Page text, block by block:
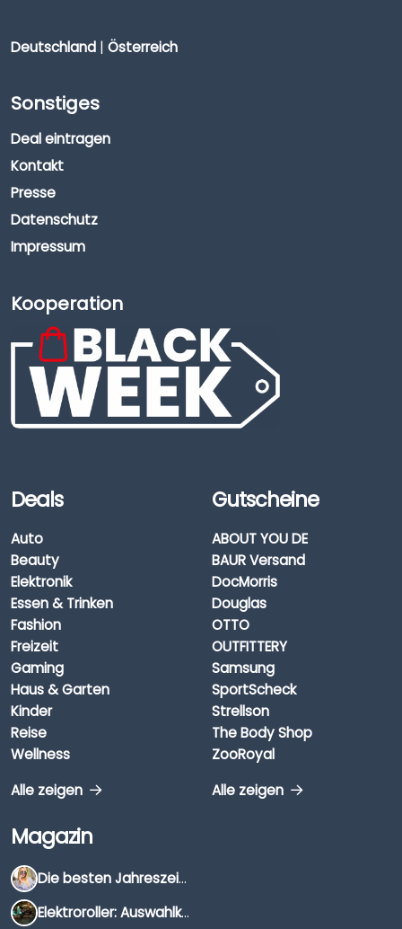
Deutschland | Österreich
Sonstiges
Deal eintragen
Kontakt
Presse
Datenschutz
Impressum
Kooperation
Deals
Auto
Beauty
Elektronik
Essen & Trinken
Fashion
Freizeit
Gaming
Haus & Garten
Kinder
Reise
Wellness
Alle zeigen
Gutscheine
ABOUT YOU DE
BAUR Versand
DocMorris
Douglas
OTTO
OUTFITTERY
Samsung
SportScheck
Strellson
The Body Shop
ZooRoyal
Alle zeigen
Magazin
Die besten Jahreszeiten für Schnäppchenjäger
Elektroroller: Auswahlkriterien, Unterschiede & Tipps